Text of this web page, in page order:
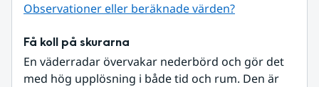
Observationer eller beräknade värden?
Få koll på skurarna
En väderradar övervakar nederbörd och gör det
med hög upplösning i både tid och rum. Den är